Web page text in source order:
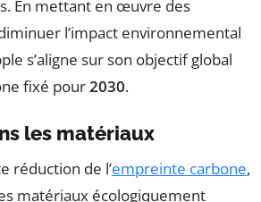
En mettant en œuvre des
l’impact environnemental
s’aligne sur son objectif global
fixé pour2030.
les matériaux
réduction de l’empreinte carbone,
matériaux écologiquement